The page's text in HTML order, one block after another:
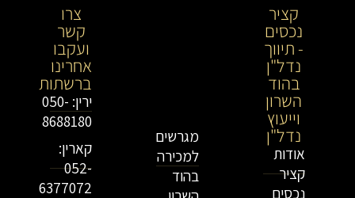
קציר
נכסים
- תיווך
נדל"ן
בהוד
השרון
וייעוץ
נדל"ן
אודות
קציר
נכסים
מגרשים
למכירה
בהוד
צרו
קשר
ועקבו
אחרינו
ברשתות
ירין: 050-
8688180
קארין:
052-
6377072